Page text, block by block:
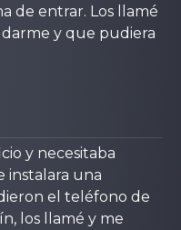
de entrar. Los llamé
y que pudiera
y necesitaba
instalara una
el teléfono de
los llamé y me